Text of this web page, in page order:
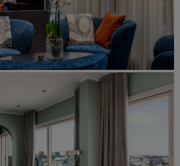
Конференции и
Откройте для себя
Meetings
Забронировать
мероприятия
Запросить ценовое
предложение
Направления для
мероприятий